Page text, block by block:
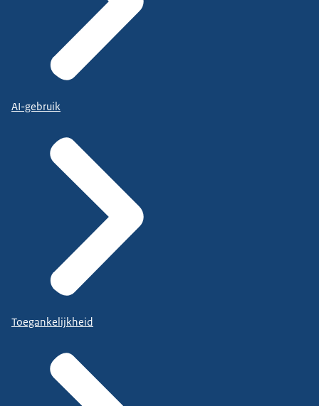
AI-gebruik
Toegankelijkheid